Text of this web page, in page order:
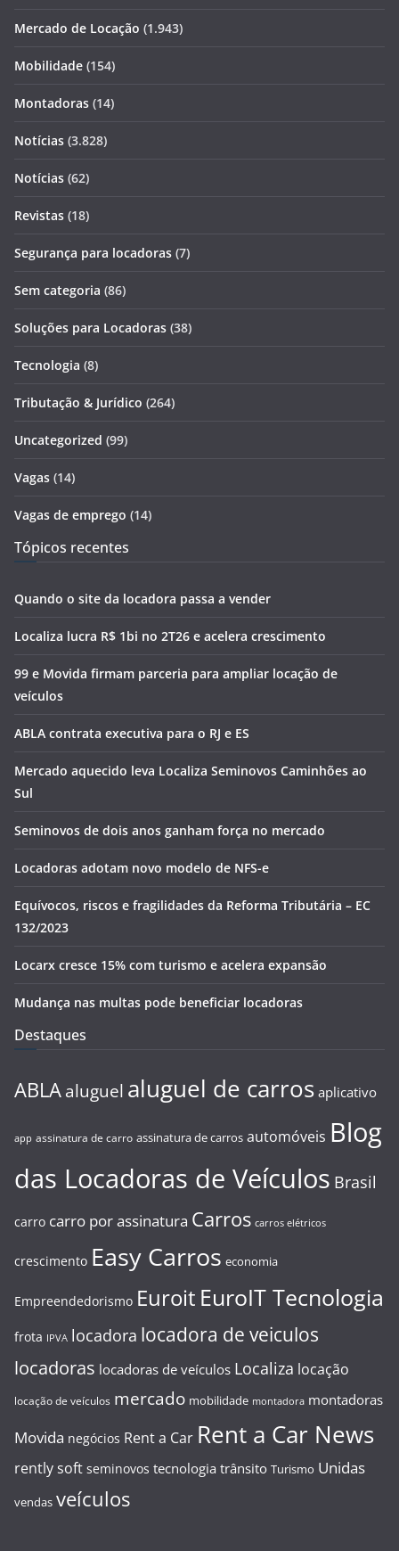
Mercado de Locação (1.943)
Mobilidade (154)
Montadoras (14)
Notícias (3.828)
Notícias (62)
Revistas (18)
Segurança para locadoras (7)
Sem categoria (86)
Soluções para Locadoras (38)
Tecnologia (8)
Tributação & Jurídico (264)
Uncategorized (99)
Vagas (14)
Vagas de emprego (14)
Tópicos recentes
Quando o site da locadora passa a vender
Localiza lucra R$ 1bi no 2T26 e acelera crescimento
99 e Movida firmam parceria para ampliar locação de
veículos
ABLA contrata executiva para o RJ e ES
Mercado aquecido leva Localiza Seminovos Caminhões ao
Sul
Seminovos de dois anos ganham força no mercado
Locadoras adotam novo modelo de NFS-e
Equívocos, riscos e fragilidades da Reforma Tributária – EC
132/2023
Locarx cresce 15% com turismo e acelera expansão
Mudança nas multas pode beneficiar locadoras
Destaques
ABLA aluguel aluguel de carros aplicativo
app assinatura de carro assinatura de carros automóveis Blog
das Locadoras de Veículos Brasil
carro carro por assinatura Carros carros elétricos
crescimento Easy Carros economia
Empreendedorismo Euroit EuroIT Tecnologia
frota IPVA locadora locadora de veiculos
locadoras locadoras de veículos Localiza locação
locação de veículos mercado mobilidade montadora montadoras
Movida negócios Rent a Car Rent a Car News
rently soft seminovos tecnologia trânsito Turismo Unidas
vendas veículos